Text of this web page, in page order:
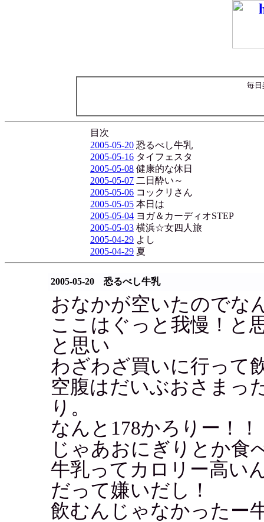
毎日
目次
2005-05-20 恐るべし牛乳
2005-05-16 タイフェスタ
2005-05-08 健康的な休日
2005-05-07 二日酔い～
2005-05-06 コックリさん
2005-05-05 本日は
2005-05-04 ヨガ＆カーディオSTEP
2005-05-03 横浜☆女四人旅
2005-04-29 よし
2005-04-29 夏
2005-05-20 恐るべし牛乳
おなかが空いたのでな
ここはぐっと我慢！と
と思い
わざわざ買いに行って
空腹はだいぶおさまっ
り。
なんと178かろりー！！
じゃあおにぎりとか食
牛乳ってカロリー高い
だって嫌いだし！
飲むんじゃなかったー